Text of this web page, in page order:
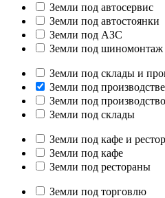
Земли под автосервис
Земли под автостоянки
Земли под АЗС
Земли под шиномонтаж
Земли под склады и
Земли под
Земли под производство
Земли под склады
Земли под кафе и
Земли под кафе
Земли под рестораны
Земли под торговлю